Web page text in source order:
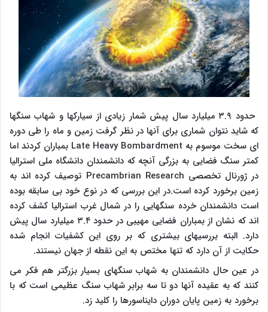
حدود ۳.۹ میلیارد سال پیش شمار زیادی از سیارکها و شهاب سنگها
که شاید نتوان شماری برای آنها در نظر گرفت زمین و ماه را طی دوره
ای سخت موسوم به Late Heavy Bombardment بمباران کردند اما
کمتر سنگ فضایی به بزرگی آنچه که دانشمندان دانشگاه ملی استرالیا
در ژورنال تخصصی Precambrian Research توصیف کرده اند به
زمین برخورد کرده است.در این بررسی که در نوع خود بی سابقه بوده
است دانشمندان خرده سنگهایی را در شمال غرب استرالیا کشف کرده
اند که نشان از بمباران فضایی مهیبی در حدود ۳.۴ میلیارد سال پیش
دارد. البته بررسیهای بیشتری که بر روی این کشفیات انجام شده
حکایت از آن دارد که تنها مختص به این نقطه از جهان نیستند.
در عین حال دانشمندان به شهاب سنگهای بسیار بزرگتر هم فکر می
کنند که به عقیده آنها دو تا سه برابر شهاب سنگ عظیمی است که با
برخورد به زمین پایان دوران دایناسورها را کلید زد.